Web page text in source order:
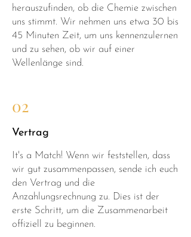
herauszufinden, ob die Chemie zwischen
uns stimmt. Wir nehmen uns etwa 30 bis
45 Minuten Zeit, um uns kennenzulernen
und zu sehen, ob wir auf einer
Wellenlänge sind.
02
Vertrag
It's a Match! Wenn wir feststellen, dass
wir gut zusammenpassen, sende ich euch
den Vertrag und die
Anzahlungsrechnung zu. Dies ist der
erste Schritt, um die Zusammenarbeit
offiziell zu beginnen.